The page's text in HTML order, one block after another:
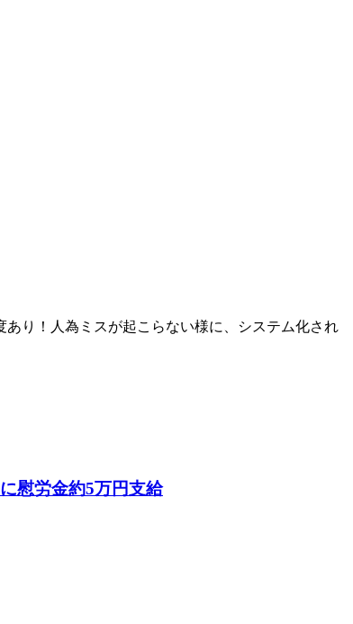
り！人為ミスが起こらない様に、システム化され
慰労金約5万円支給